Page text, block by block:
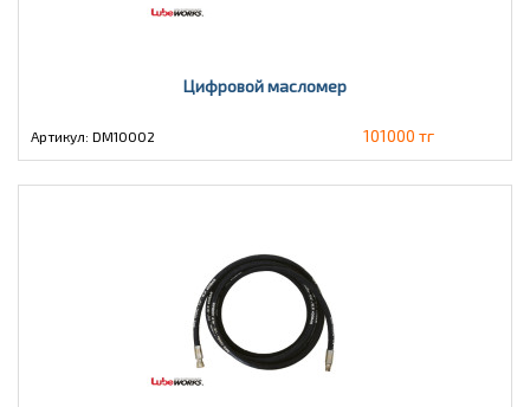
Цифровой масломер
Артикул: DM10002 101000 тг